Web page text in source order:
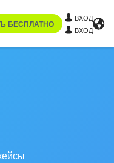
БЕСПЛАТНО
ВХОД
ВХОД